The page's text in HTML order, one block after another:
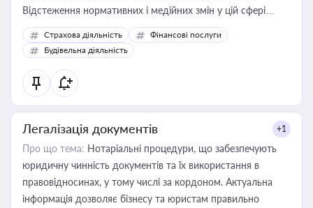
Відстеження нормативних і медійних змін у цій сфері
корисне для власника бізнесу, керівника, юриста або
бухгалтера під час оподаткування, приватизації, оренди
державного майна, корпоративних угод і перевірки
статусу суб'єктів оціночної діяльності
Страхова діяльність
Фінансові послуги
Будівельна діяльність
Легалізація документів +1
Про що тема: Нотаріальні процедури, що забезпечують
юридичну чинність документів та їх використання в
правовідносинах, у тому числі за кордоном. Актуальна
інформація дозволяє бізнесу та юристам правильно